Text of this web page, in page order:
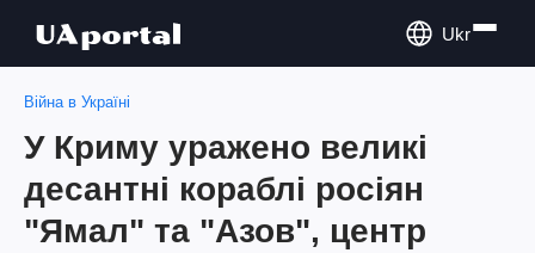
Ukr
Війна в Україні
У Криму уражено великі
десантні кораблі росіян
"Ямал" та "Азов", центр